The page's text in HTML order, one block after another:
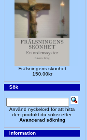
Frälsningens skönhet
150,00kr
Sök
Använd nyckelord för att hitta
den produkt du söker efter.
Avancerad sökning
Information